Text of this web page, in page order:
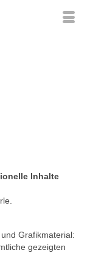
Inhalte
Grafikmaterial:
gezeigten